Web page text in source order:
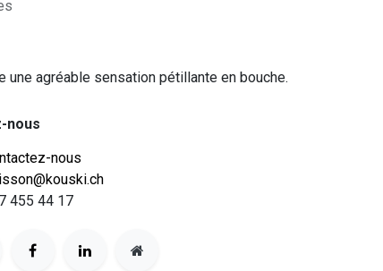
une agréable sensation pétillante en bouche.
nous
nous
455 44 17